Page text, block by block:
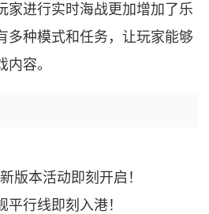
家进行实时海战更加增加了乐
多种模式和任务，让玩家能够
容。
版本活动即刻开启！
行线即刻入港！